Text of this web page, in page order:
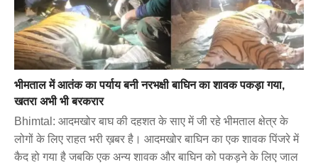
भीमताल में आतंक का पर्याय बनी नरभक्षी बाघिन का शावक पकड़ा गया,
खतरा अभी भी बरकरार
Bhimtal: आदमखोर बाघ की दहशत के साए में जी रहे भीमताल क्षेत्र के
लोगों के लिए राहत भरी ख़बर है। आदमखोर बाघिन का एक शावक पिंजरे में
कैद हो गया है जबकि एक अन्य शावक और बाघिन को पकड़ने के लिए जाल